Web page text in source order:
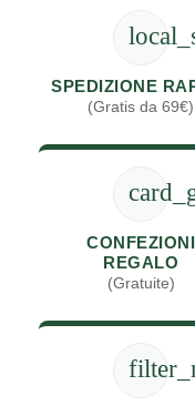
SPEDIZIONE
(Gratis da 69€)
CONFEZIONI
REGALO
(Gratuite)